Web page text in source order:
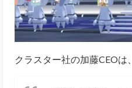
クラスター社の加藤CEOは、